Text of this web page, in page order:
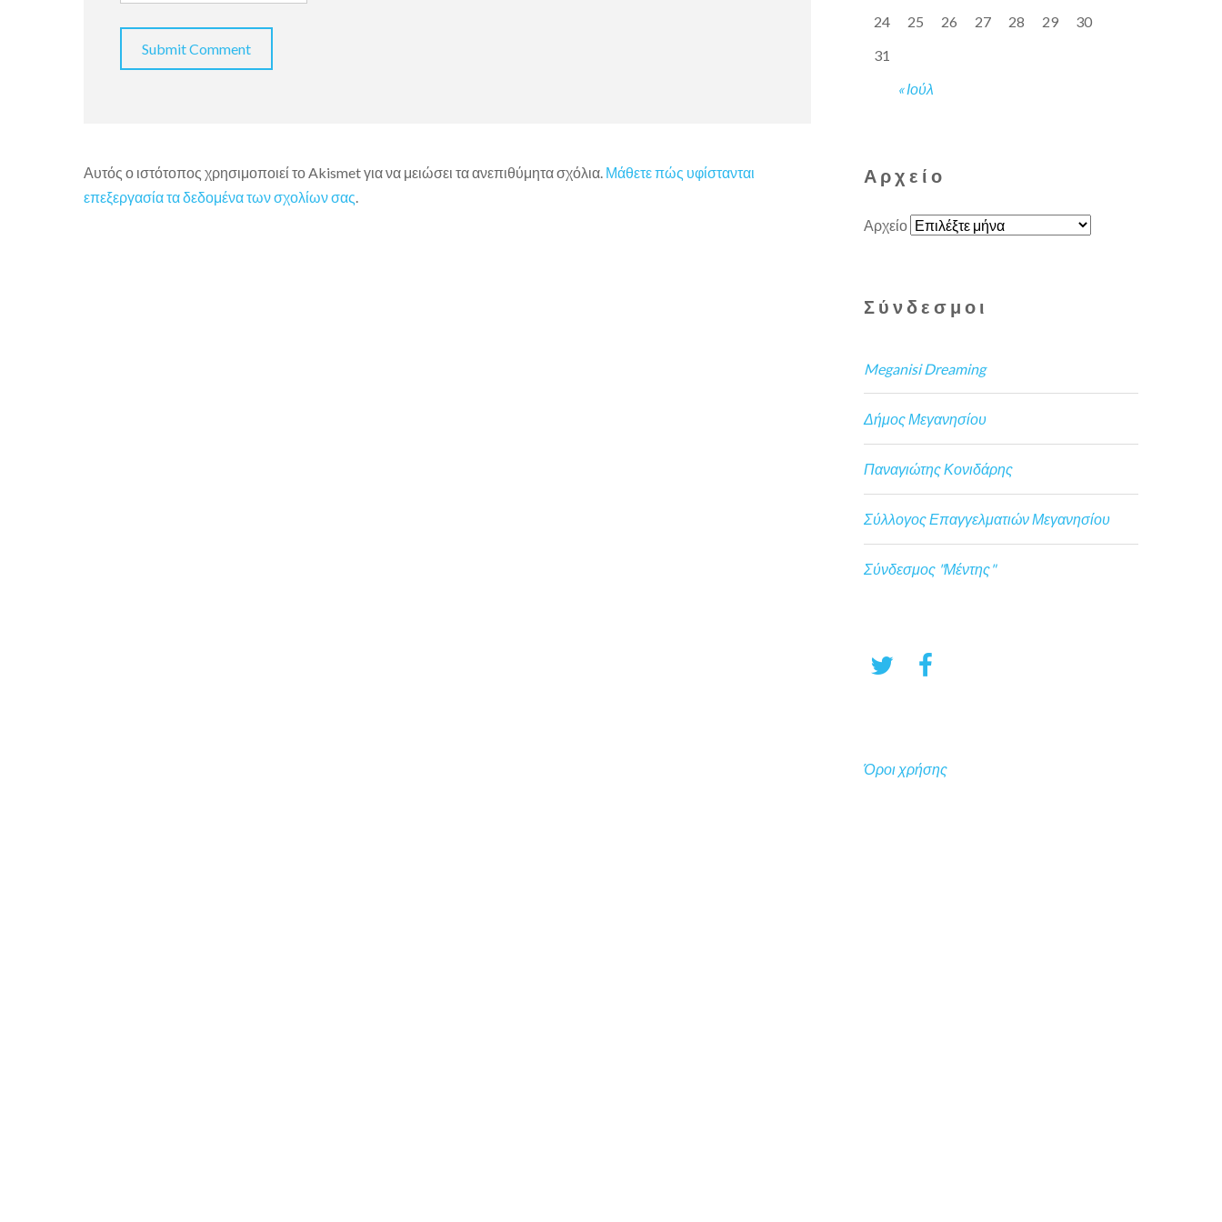
Αυτός ο ιστότοπος χρησιμοποιεί το Akismet για να μειώσει τα ανεπιθύμητα σχόλια. Μάθετε πώς υφίστανται
επεξεργασία τα δεδομένα των σχολίων σας.
« Ιούλ
24 25 26 27 28 29
30
31
Αρχείο
Αρχείο
Σύνδεσμοι
Meganisi Dreaming
Δήμος Μεγανησίου
Παναγιώτης Κονιδάρης
Σύλλογος Επαγγελματιών Μεγανησίου
Σύνδεσμος "Μέντης"
Όροι χρήσης